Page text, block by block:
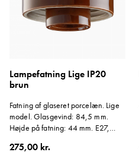
Lampefatning Lige IP20
brun
Fatning af glaseret porcelæn. Lige
model. Glasgevind: 84,5 mm.
Højde på fatning: 44 mm. E27,
275,00 kr.